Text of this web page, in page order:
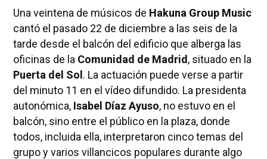
Una veintena de músicos de Hakuna Group Music
cantó el pasado 22 de diciembre a las seis de la
tarde desde el balcón del edificio que alberga las
oficinas de la Comunidad de Madrid , situado en la
Puerta del Sol . La actuación puede verse a partir
del minuto 11 en el vídeo difundido. La presidenta
autonómica, Isabel Díaz Ayuso, no estuvo en el
balcón, sino entre el público en la plaza, donde
todos, incluida ella, interpretaron cinco temas del
grupo y varios villancicos populares durante algo